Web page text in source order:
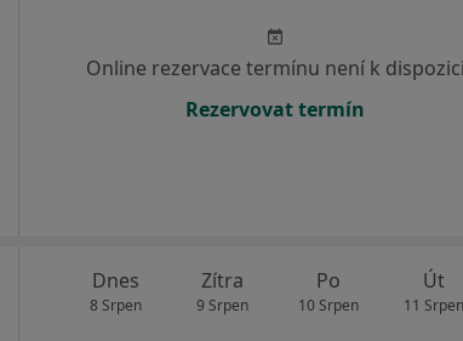
Online rezervace termínu není k dispozici
Rezervovat termín
Dnes
8 Srpen
Zítra
9 Srpen
Po
10 Srpen
Út
11 Srpen